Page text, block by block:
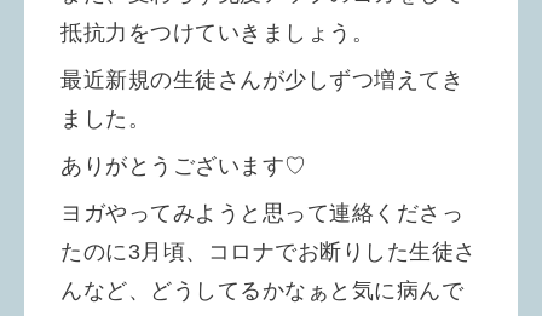
抵抗力をつけていきましょう。
最近新規の生徒さんが少しずつ増えてき
ました。
ありがとうございます♡
ヨガやってみようと思って連絡くださっ
たのに3月頃、コロナでお断りした生徒さ
んなど、どうしてるかなぁと気に病んで